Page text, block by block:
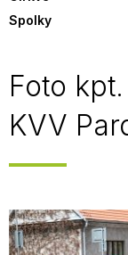
Spolky
Foto
KVV